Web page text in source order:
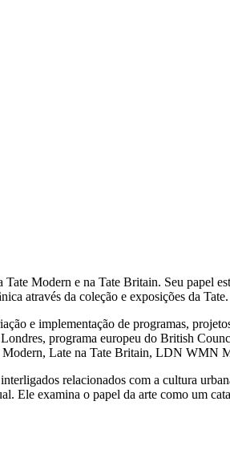
Modern e na Tate Britain. Seu papel
através da coleção e exposições da Tate.
e implementação de programas,
programa europeu do British
Modern, Late na Tate Britain, LDN WMN
relacionados com a cultura
Ele examina o papel da arte como um